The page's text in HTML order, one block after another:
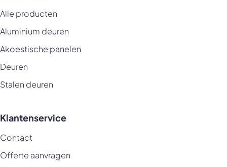
Alle producten
Aluminium deuren
Akoestische panelen
Deuren
Stalen deuren
Klantenservice
Contact
Offerte aanvragen